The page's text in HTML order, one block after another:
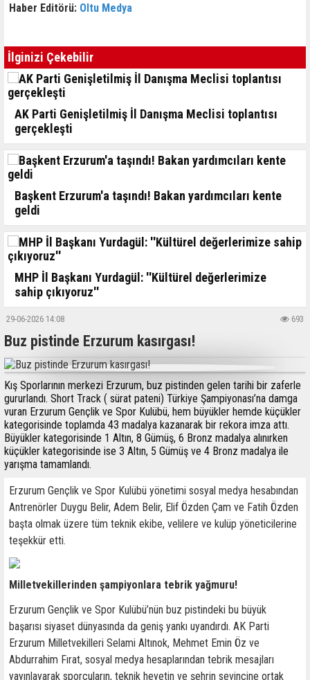
Haber Editörü: Oltu Medya
İlginizi Çekebilir
AK Parti Genişletilmiş İl Danışma Meclisi toplantısı
gerçekleşti
Başkent Erzurum'a taşındı! Bakan yardımcıları kente
geldi
MHP İl Başkanı Yurdagül: ''Kültürel değerlerimize
sahip çıkıyoruz''
29-06-2026 14:08 693
Buz pistinde Erzurum kasırgası!
Kış Sporlarının merkezi Erzurum, buz pistinden gelen tarihi bir zaferle
gururlandı. Short Track ( sürat pateni) Türkiye Şampiyonası’na damga
vuran Erzurum Gençlik ve Spor Kulübü, hem büyükler hemde küçükler
kategorisinde toplamda 43 madalya kazanarak bir rekora imza attı.
Büyükler kategorisinde 1 Altın, 8 Gümüş, 6 Bronz madalya alınırken
küçükler kategorisinde ise 3 Altın, 5 Gümüş ve 4 Bronz madalya ile
yarışma tamamlandı.
Erzurum Gençlik ve Spor Kulübü yönetimi sosyal medya hesabından
Antrenörler Duygu Belir, Adem Belir, Elif Özden Çam ve Fatih Özden
başta olmak üzere tüm teknik ekibe, velilere ve kulüp yöneticilerine
teşekkür etti.
Milletvekillerinden şampiyonlara tebrik yağmuru!
Erzurum Gençlik ve Spor Kulübü’nün buz pistindeki bu büyük
başarısı siyaset dünyasında da geniş yankı uyandırdı. AK Parti
Erzurum Milletvekilleri Selami Altınok, Mehmet Emin Öz ve
Abdurrahim Fırat, sosyal medya hesaplarından tebrik mesajları
yayınlayarak sporcuların, teknik heyetin ve şehrin sevincine ortak